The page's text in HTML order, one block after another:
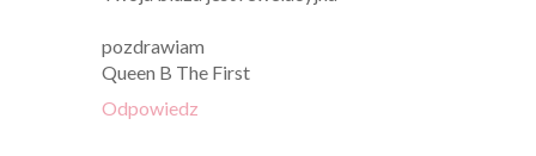
pozdrawiam
Queen B The First
Odpowiedz